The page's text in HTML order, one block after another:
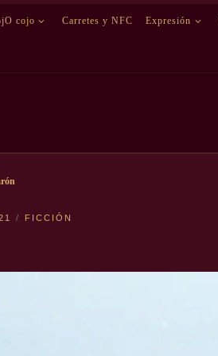
cojo Carretes y NFC Expresión
FICCIÓN